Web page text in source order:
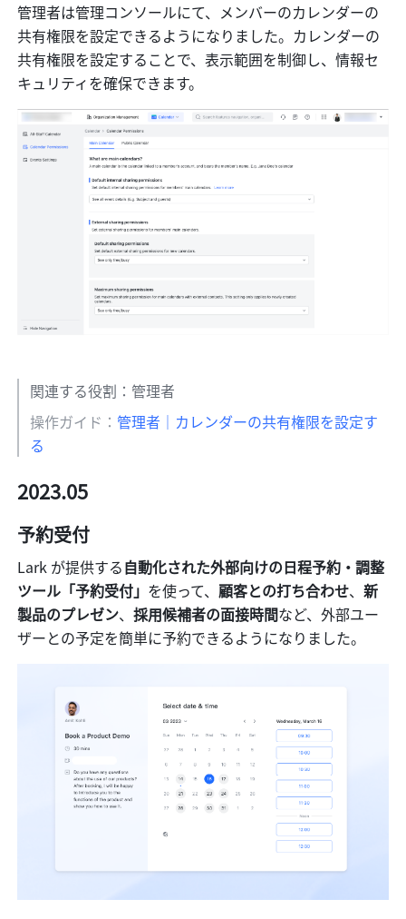
管理者は管理コンソールにて、メンバーのカレンダーの
共有権限を設定できるようになりました。カレンダーの
共有権限を設定することで、表示範囲を制御し、情報セ
キュリティを確保できます。
関連する役割：管理者
操作ガイド： 管理者｜カレンダーの共有権限を設定す
る
2023.05
予約受付
Lark が提供する自動化された外部向けの日程予約・調整
ツール「予約受付」 を使って、 顧客との打ち合わせ、新
製品のプレゼン、採用候補者の面接時間など、外部ユー
ザーとの予定を簡単に予約できるようになりました。